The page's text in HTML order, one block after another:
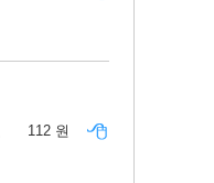
112 원